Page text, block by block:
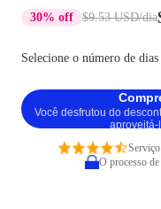
30% off $9.53 USD/dia
Selecione o número de
Você desfrutou do
aproveitá-
O processo